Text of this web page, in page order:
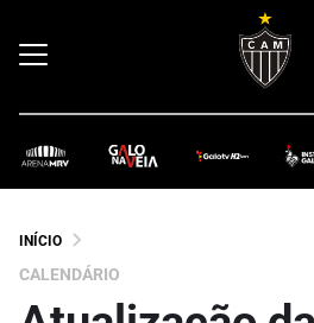
INÍCIO
CALENDÁRIO